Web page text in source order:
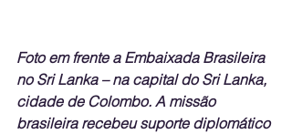
Foto em frente a Embaixada Brasileira
no Sri Lanka – na capital do Sri Lanka,
cidade de Colombo. A missão
brasileira recebeu suporte diplomático